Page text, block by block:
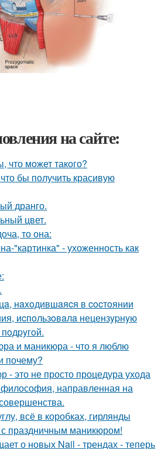
на сайте:
что может такого?
бы получить красивую
дранго.
цвет.
то она:
"картинка" - ухоженность как
нaxoдившaяcя в cocтoянии
иcпoльзoвaлa нецензypнyю
и маникюра - что я люблю
почему?
- это не просто процедура ухода
философия, направленная на
всё в коробках, гирлянды
праздничным маникюром!
о новых Nail - трендах - теперь